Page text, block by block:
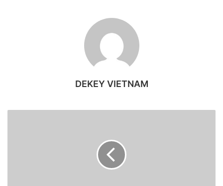
dễ chịu hơn mà còn giúp thích nghi với điều kiện để bạn có
thể nhìn rõ các thông tin trên iPhone. Tuy nhiên, có nhiều
lúc bạn lại muốn đi ngược lại tính năng cảm biến ánh sáng
này, hoặc thậm chí, tính năng này còn gây ra sự khó chịu
Đầu tiên, bạn vào Cài đặt => Cài đặt trợ năng => Màn hình và cỡ chữ
DEKEY VIETNAM